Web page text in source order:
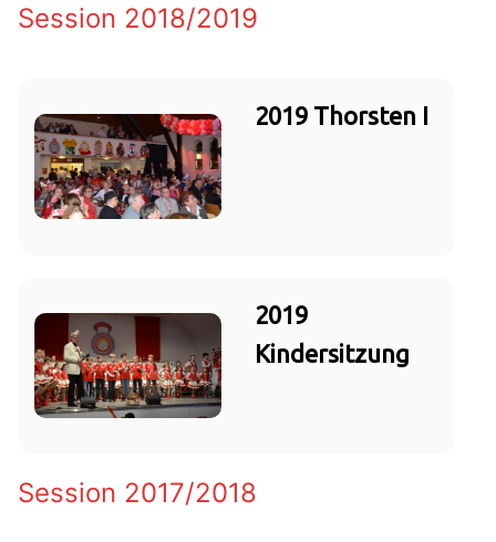
Session 2018/2019
2019 Thorsten I
2019
Kindersitzung
Session 2017/2018